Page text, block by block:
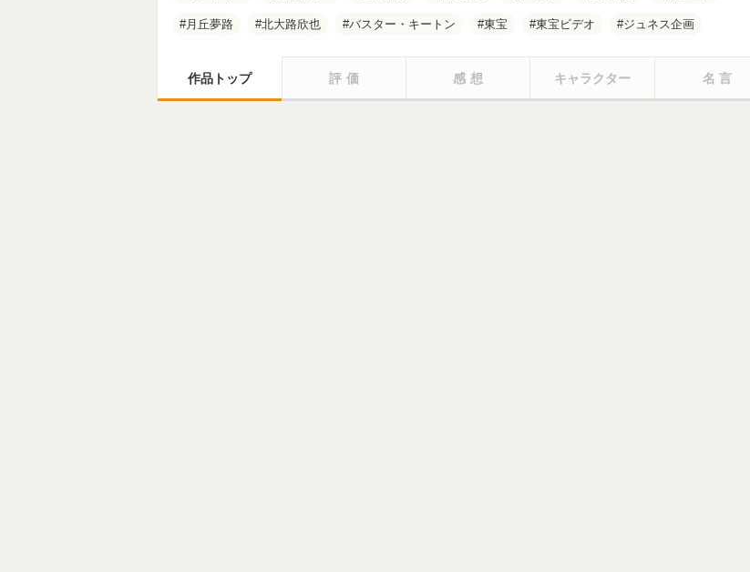
月丘夢路 北大路欣也 バスター・キートン 東宝 東宝ビデオ ジュネス企画
作品トップ 評価 感想 キャラクター 名言